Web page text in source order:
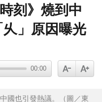
刻》燒到中
」原因曝光
00:00
國也引發熱議。（圖／東